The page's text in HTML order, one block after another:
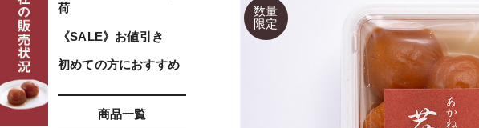
荷
《SALE》お値引き
初めての方におすすめ
商品一覧